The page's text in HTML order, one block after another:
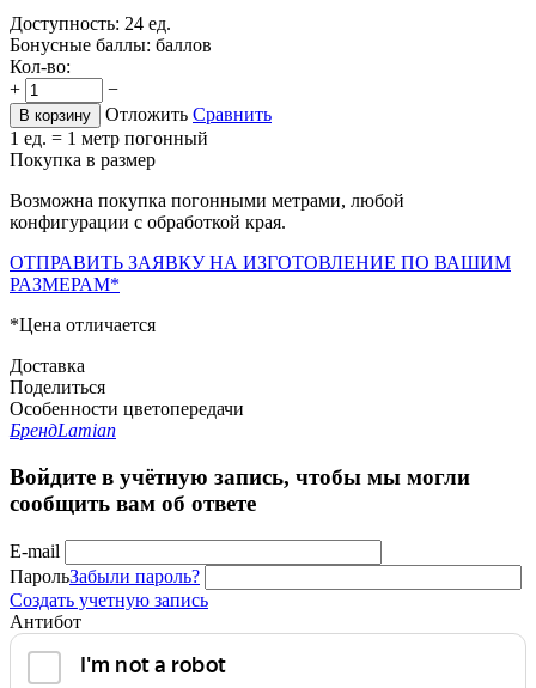
Доступность: 24 ед.
Бонусные баллы: баллов
Кол-во:
+
−
В корзину Отложить Сравнить
1 ед. = 1 метр погонный
Покупка в размер
Возможна покупка погонными метрами, любой
конфигурации с обработкой края.
ОТПРАВИТЬ ЗАЯВКУ НА ИЗГОТОВЛЕНИЕ ПО ВАШИМ
РАЗМЕРАМ*
*Цена отличается
Доставка
Поделиться
Особенности цветопередачи
БрендLamian
Войдите в учётную запись, чтобы мы могли
сообщить вам об ответе
E-mail
ПарольЗабыли пароль?
Создать учетную запись
Антибот